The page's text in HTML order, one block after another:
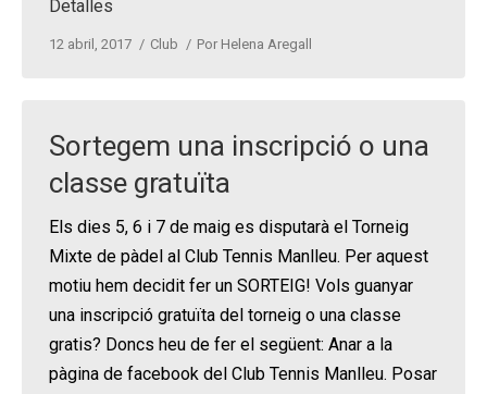
Detalles
12 abril, 2017 Club Por Helena Aregall
Sortegem una inscripció o una
classe gratuïta
Els dies 5, 6 i 7 de maig es disputarà el Torneig
Mixte de pàdel al Club Tennis Manlleu. Per aquest
motiu hem decidit fer un SORTEIG! Vols guanyar
una inscripció gratuïta del torneig o una classe
gratis? Doncs heu de fer el següent: Anar a la
pàgina de facebook del Club Tennis Manlleu. Posar